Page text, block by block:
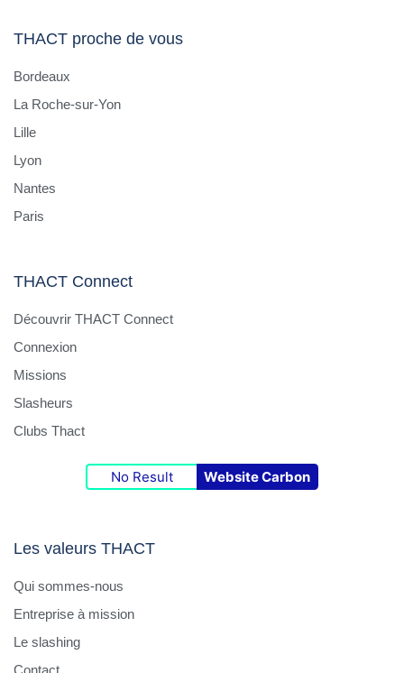
THACT proche de vous
Bordeaux
La Roche-sur-Yon
Lille
Lyon
Nantes
Paris
THACT Connect
Découvrir THACT Connect
Connexion
Missions
Slasheurs
Clubs Thact
No Result Website Carbon
Les valeurs THACT
Qui sommes-nous
Entreprise à mission
Le slashing